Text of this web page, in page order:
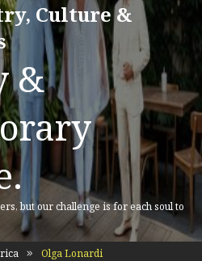
Culture &
&
but our challenge is for each soul to
Olga Lonardi